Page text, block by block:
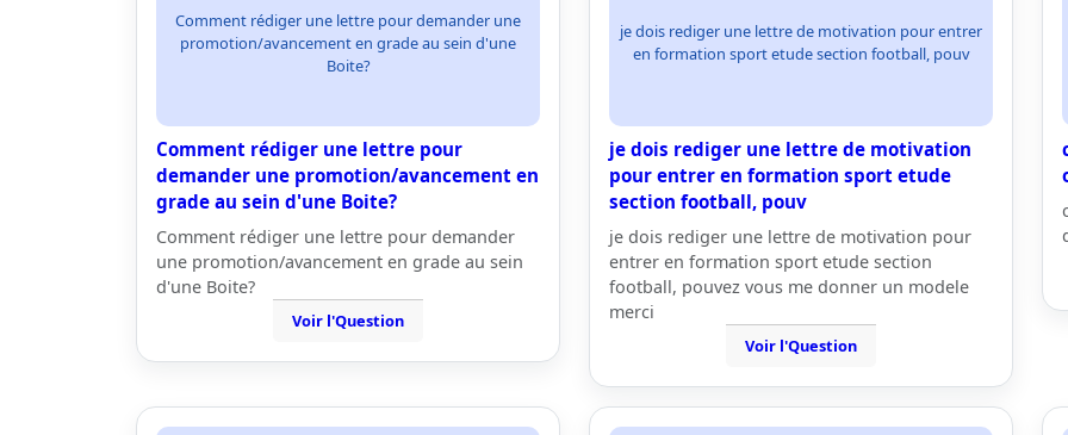
Comment rédiger une lettre pour demander une
promotion/avancement en grade au sein d'une
Boite?
Comment rédiger une lettre pour
demander une promotion/avancement en
grade au sein d'une Boite?
Comment rédiger une lettre pour demander
une promotion/avancement en grade au sein
d'une Boite?
Voir l'Question
je dois rediger une lettre de motivation pour entrer
en formation sport etude section football, pouv
je dois rediger une lettre de motivation
pour entrer en formation sport etude
section football, pouv
je dois rediger une lettre de motivation pour
entrer en formation sport etude section
football, pouvez vous me donner un modele
merci
Voir l'Question